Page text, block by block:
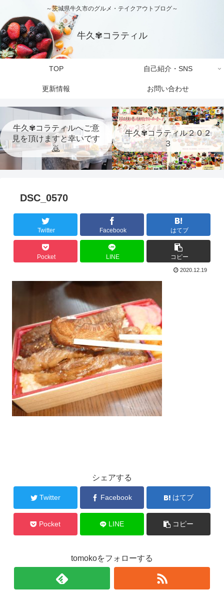
～茨城県牛久市のグルメ・テイクアウトブログ～
牛久✾コラティル
TOP 自己紹介・SNS
更新情報 お問い合わせ
牛久✾コラティルへご意
見を頂けますと幸いです
🙇
牛久✾コラティル２０２
３
DSC_0570
Twitter Facebook はてブ
Pocket LINE コピー
2020.12.19
シェアする
Twitter Facebook はてブ
Pocket LINE コピー
tomokoをフォローする